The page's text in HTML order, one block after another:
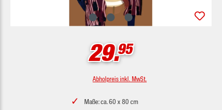
29.95
Abholpreis inkl. MwSt.
Maße: ca. 60 x 80 cm